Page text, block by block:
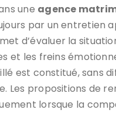
une agence
par un entretien
d’évaluer la
et les freins
est constitué, sans
Les propositions de
lorsque la